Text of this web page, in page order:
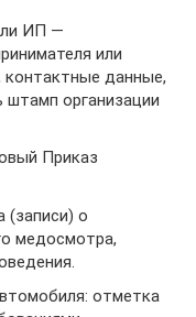
ИП —
или
контактные данные,
штамп организации
Приказ
(записи) о
медосмотра,
отметка